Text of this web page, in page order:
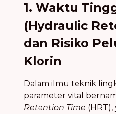
1. Waktu
(Hydraulic
dan Risiko
Klorin
Dalam ilmu teknik
parameter vital
Retention Time